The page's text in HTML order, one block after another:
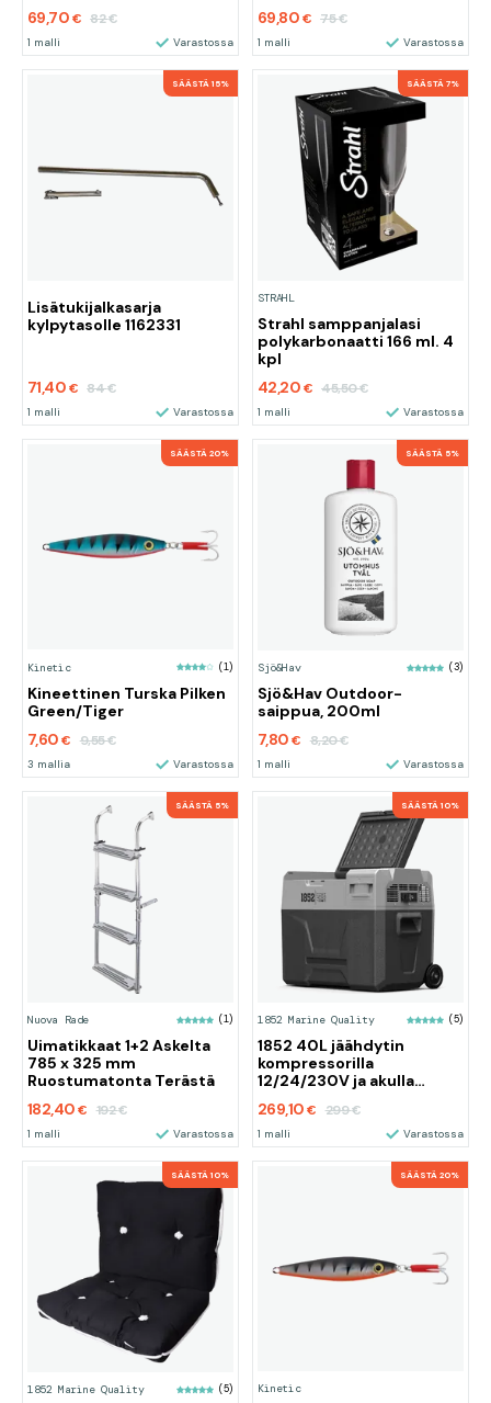
69,70 € 82€
1 malli Varastossa
69,80 € 75€
1 malli Varastossa
SÄÄSTÄ 15%
Lisätukijalkasarja
kylpytasolle 1162331
71,40 € 84€
1 malli Varastossa
SÄÄSTÄ 7%
STRAHL
Strahl samppanjalasi
polykarbonaatti 166 ml. 4
kpl
42,20 € 45,50€
1 malli Varastossa
SÄÄSTÄ 20%
Kinetic (1)
Kineettinen Turska Pilken
Green/Tiger
7,60€ 9,55€
3 mallia Varastossa
SÄÄSTÄ 5%
Sjö&Hav (3)
Sjö&Hav Outdoor-
saippua, 200ml
7,80€ 8,20€
1 malli Varastossa
SÄÄSTÄ 5%
Nuova Rade (1)
Uimatikkaat 1+2 Askelta
785 x 325 mm
Ruostumatonta Terästä
182,40€ 192€
1 malli Varastossa
SÄÄSTÄ 10%
1852 Marine Quality (5)
1852 40L jäähdytin
kompressorilla
12/24/230V ja akulla
269,10€ 299€
1 malli Varastossa
SÄÄSTÄ 10%
1852 Marine Quality (5)
SÄÄSTÄ 20%
Kinetic